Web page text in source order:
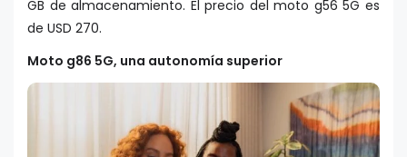
GB de almacenamiento. El precio del moto g56 5G es
de USD 270.
Moto g86 5G, una autonomía superior